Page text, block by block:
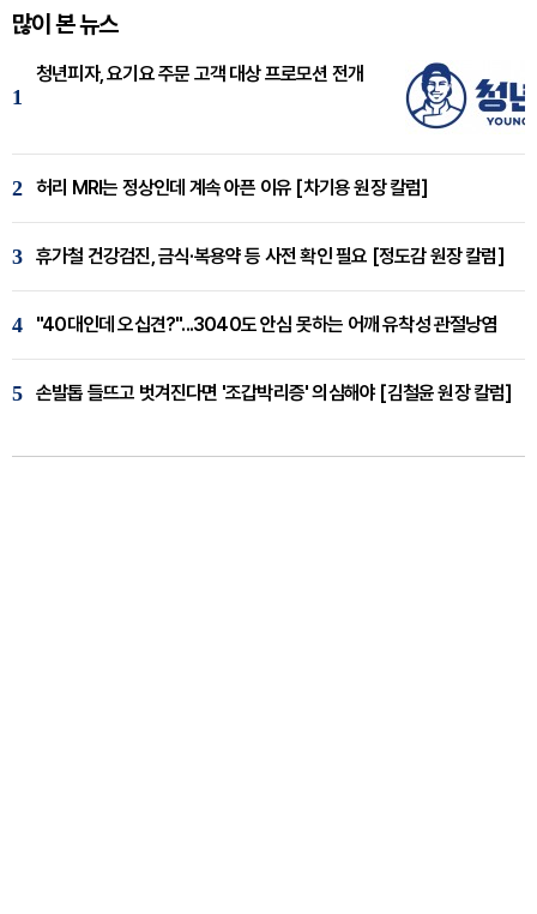
많이 본 뉴스
1
청년피자, 요기요 주문 고객 대상 프로모션 전개
2 허리 MRI는 정상인데 계속 아픈 이유 [차기용 원장 칼럼]
3 휴가철 건강검진, 금식·복용약 등 사전 확인 필요 [정도감 원장 칼럼]
4 "40대인데 오십견?"...3040도 안심 못하는 어깨 유착성 관절낭염
5 손발톱 들뜨고 벗겨진다면 '조갑박리증' 의심해야 [김철윤 원장 칼럼]